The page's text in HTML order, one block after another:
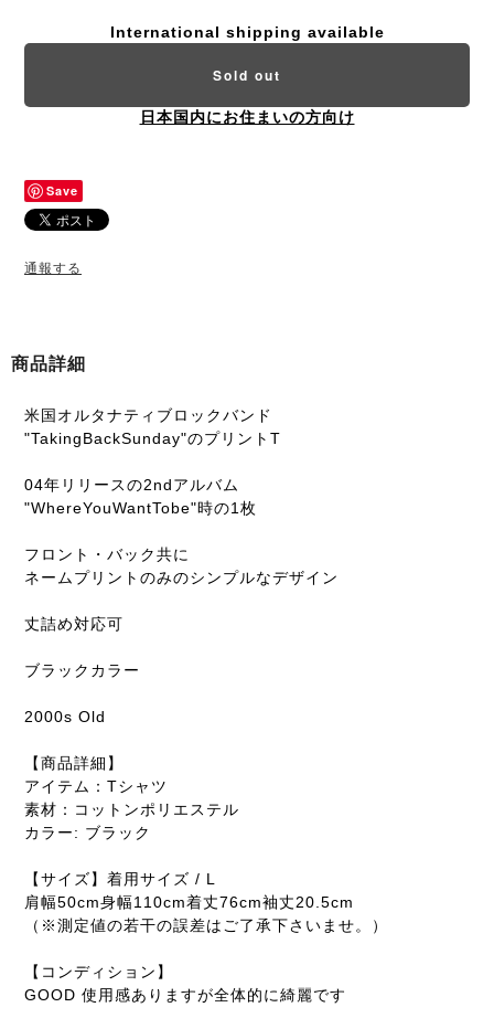
International shipping available
Sold out
日本国内にお住まいの方向け
Save
通報する
商品詳細
米国オルタナティブロックバンド
"TakingBackSunday"のプリントT
04年リリースの2ndアルバム
"WhereYouWantTobe"時の1枚
フロント・バック共に
ネームプリントのみのシンプルなデザイン
丈詰め対応可
ブラックカラー
2000s Old
【商品詳細】
アイテム：Tシャツ
素材：コットンポリエステル
カラー: ブラック
【サイズ】着用サイズ / L
肩幅50cm身幅110cm着丈76cm袖丈20.5cm
（※測定値の若干の誤差はご了承下さいませ。）
【コンディション】
GOOD 使用感ありますが全体的に綺麗です